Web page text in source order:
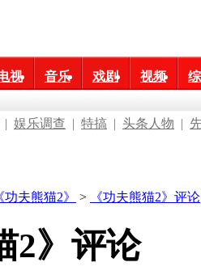
视 音乐 戏剧 视频
| 娱乐调查 | 特搞 | 头条人物 |
功夫熊猫2》 > 《功夫熊猫2》评论
2》评论